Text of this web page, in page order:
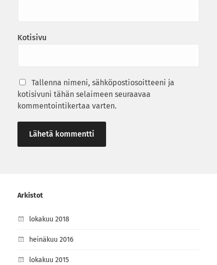
Kotisivu
Tallenna nimeni, sähköpostiosoitteeni ja
kotisivuni tähän selaimeen seuraavaa
kommentointikertaa varten.
Arkistot
lokakuu 2018
heinäkuu 2016
lokakuu 2015